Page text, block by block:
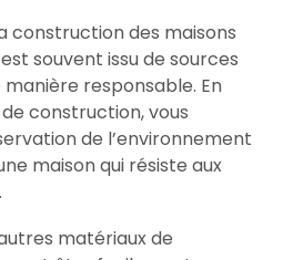
construction des maisons
souvent issu de sources
responsable. En
construction, vous
de l’environnement
maison qui résiste aux
matériaux de